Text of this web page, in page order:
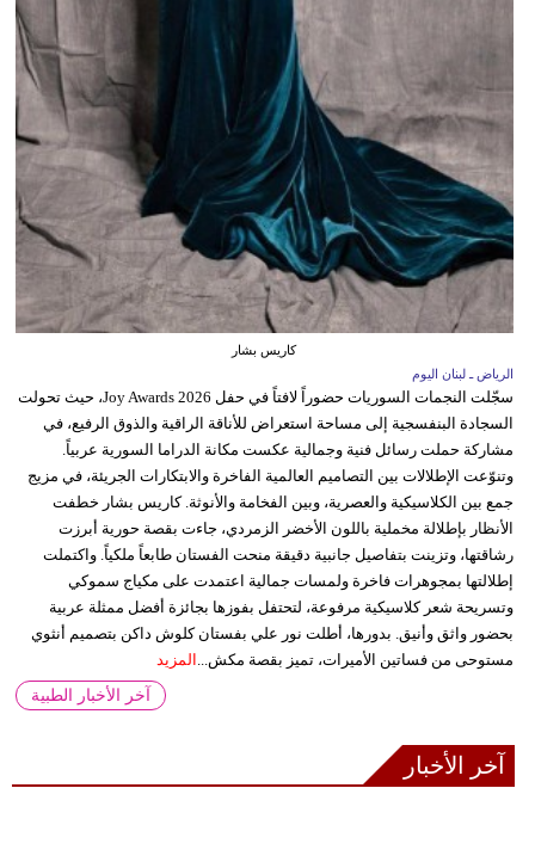
كاريس بشار
الرياض ـ لبنان اليوم
سجّلت النجمات السوريات حضوراً لافتاً في حفل Joy Awards 2026، حيث تحولت
السجادة البنفسجية إلى مساحة استعراض للأناقة الراقية والذوق الرفيع، في
مشاركة حملت رسائل فنية وجمالية عكست مكانة الدراما السورية عربياً.
وتنوّعت الإطلالات بين التصاميم العالمية الفاخرة والابتكارات الجريئة، في مزيج
جمع بين الكلاسيكية والعصرية، وبين الفخامة والأنوثة. كاريس بشار خطفت
الأنظار بإطلالة مخملية باللون الأخضر الزمردي، جاءت بقصة حورية أبرزت
رشاقتها، وتزينت بتفاصيل جانبية دقيقة منحت الفستان طابعاً ملكياً. واكتملت
إطلالتها بمجوهرات فاخرة ولمسات جمالية اعتمدت على مكياج سموكي
وتسريحة شعر كلاسيكية مرفوعة، لتحتفل بفوزها بجائزة أفضل ممثلة عربية
بحضور واثق وأنيق. بدورها، أطلت نور علي بفستان كلوش داكن بتصميم أنثوي
مستوحى من فساتين الأميرات، تميز بقصة مكش...
المزيد
آخر الأخبار الطبية
آخر الأخبار